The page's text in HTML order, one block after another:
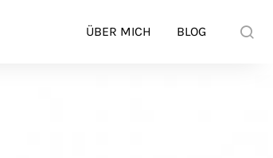
ÜBER MICH BLOG